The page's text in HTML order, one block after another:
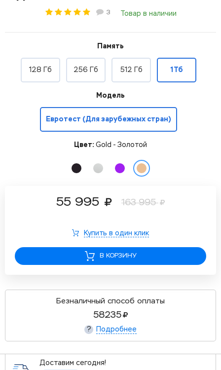
3 Товар в наличии
Память
128 Гб 256 Гб 512 Гб 1 Тб
Модель
Евротест (Для зарубежных стран)
Цвет: Gold - Золотой
55 995 163 995
Купить в один клик
В КОРЗИНУ
58235
Безналичный способ оплаты
? Подробнее
Доставим сегодня!